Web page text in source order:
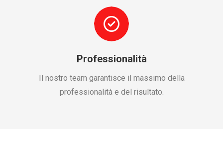
Professionalità
Il nostro team garantisce il massimo della
professionalità e del risultato.